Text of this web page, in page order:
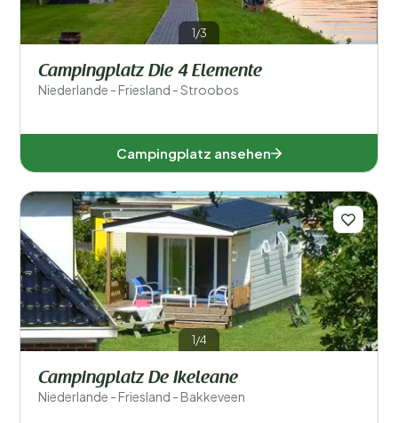
1/3
Campingplatz Die 4 Elemente
Niederlande - Friesland - Stroobos
Campingplatz ansehen
1/4
Campingplatz De Ikeleane
Niederlande - Friesland - Bakkeveen